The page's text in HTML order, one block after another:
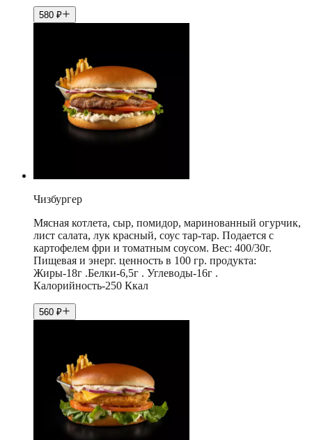
580 ₽
Чизбургер
Мясная котлета, сыр, помидор, маринованный огурчик,
лист салата, лук красный, соус тар-тар. Подается с
картофелем фри и томатным соусом. Вес: 400/30г.
Пищевая и энерг. ценность в 100 гр. продукта:
Жиры-18г .Белки-6,5г . Углеводы-16г .
Калорийность-250 Ккал
560 ₽